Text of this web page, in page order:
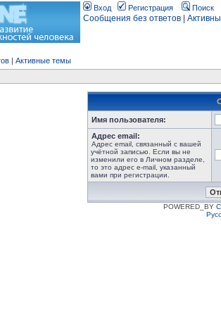
Вход Регистрация Поиск
Сообщения без ответов
| Активные темы
Имя пользователя:
Адрес email:
Адрес email, связанный с вашей
учётной записью. Если вы не
изменили его в Личном разделе,
то это адрес e-mail, указанный
вами при регистрации.
POWERED_BY